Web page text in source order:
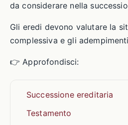
da considerare nella
Gli eredi devono valutare la
complessiva e gli
👉 Approfondisci:
Successione ereditaria
Testamento